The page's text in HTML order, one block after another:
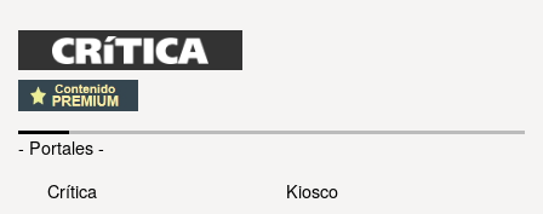
- Portales -
Crítica
Kiosco